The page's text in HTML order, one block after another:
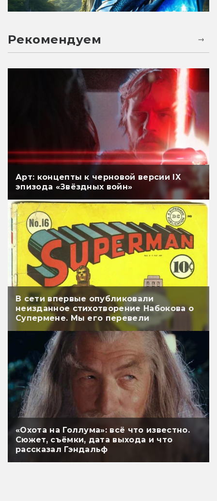
Рекомендуем
Арт: концепты к черновой версии IX
эпизода «Звёздных войн»
В сети впервые опубликовали
неизданное стихотворение Набокова о
Супермене. Мы его перевели
«Охота на Голлума»: всё что известно.
Сюжет, съёмки, дата выхода и что
рассказал Гэндальф